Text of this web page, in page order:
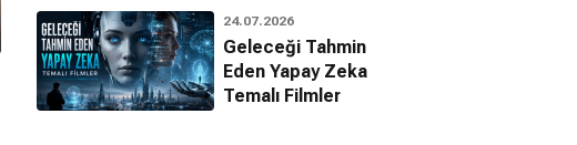
Filmleri
24.07.2026
Geleceği Tahmin
Eden Yapay Zeka
Temalı Filmler